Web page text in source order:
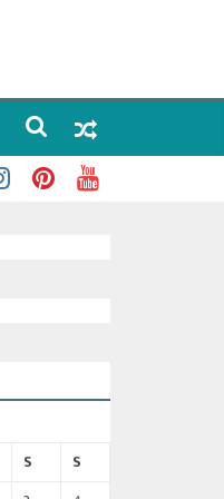
S
S